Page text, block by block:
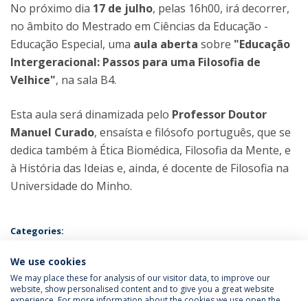
No próximo dia 17 de julho, pelas 16h00, irá decorrer,
no âmbito do Mestrado em Ciências da Educação -
Educação Especial, uma aula aberta sobre "Educação
Intergeracional: Passos para uma Filosofia de
Velhice", na sala B4.
Esta aula será dinamizada pelo Professor Doutor
Manuel Curado, ensaísta e filósofo português, que se
dedica também à Ética Biomédica, Filosofia da Mente, e
à História das Ideias e, ainda, é docente de Filosofia na
Universidade do Minho.
Categories:
Especial
We use cookies
We may place these for analysis of our visitor data, to improve our
website, show personalised content and to give you a great website